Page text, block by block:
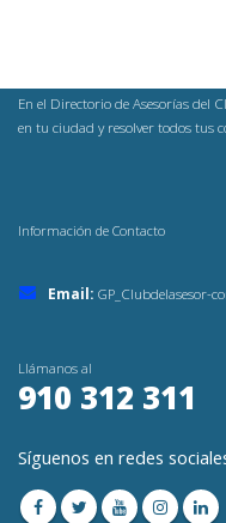
En el Directorio de Asesorías del
en tu ciudad y resolver todos tus
Información de Contacto
Email: GP_Clubdelasesor-
Llámanos al
910 312 311
Síguenos en redes